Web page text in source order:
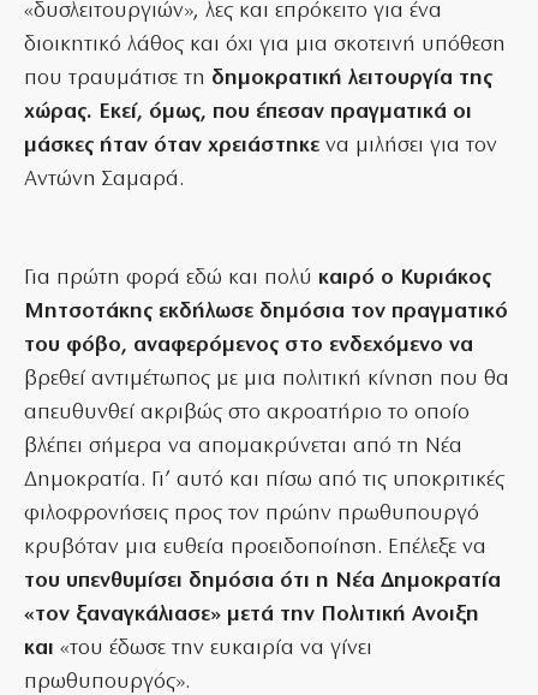
«δυσλειτουργιών», λες και επρόκειτο για ένα
διοικητικό λάθος και όχι για μια σκοτεινή υπόθεση
που τραυμάτισε τη δημοκρατική λειτουργία της
χώρας. Εκεί, όμως, που έπεσαν πραγματικά οι
μάσκες ήταν όταν χρειάστηκε να μιλήσει για τον
Αντώνη Σαμαρά.
Για πρώτη φορά εδώ και πολύ καιρό ο Κυριάκος
Μητσοτάκης εκδήλωσε δημόσια τον πραγματικό
του φόβο, αναφερόμενος στο ενδεχόμενο να
βρεθεί αντιμέτωπος με μια πολιτική κίνηση που θα
απευθυνθεί ακριβώς στο ακροατήριο το οποίο
βλέπει σήμερα να απομακρύνεται από τη Νέα
Δημοκρατία. Γι’ αυτό και πίσω από τις υποκριτικές
φιλοφρονήσεις προς τον πρώην πρωθυπουργό
κρυβόταν μια ευθεία προειδοποίηση. Επέλεξε να
του υπενθυμίσει δημόσια ότι η Νέα Δημοκρατία
«τον ξαναγκάλιασε» μετά την Πολιτική Ανοιξη
και «του έδωσε την ευκαιρία να γίνει
πρωθυπουργός».